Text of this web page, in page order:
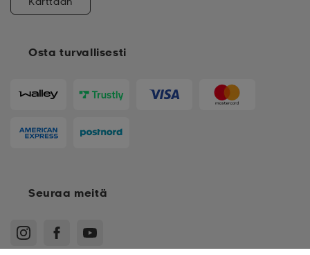
Osta turvallisesti
Seuraa meitä